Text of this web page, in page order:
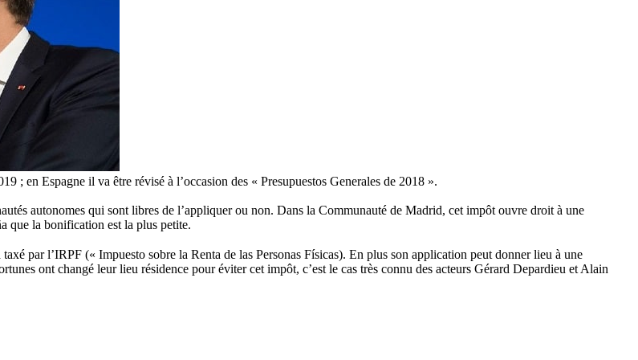
; en Espagne il va être révisé à l’occasion des « Presupuestos Generales de 2018 ».
autonomes qui sont libres de l’appliquer ou non. Dans la Communauté de Madrid, cet impôt ouvre droit à une
que la bonification est la plus petite.
par l’IRPF (« Impuesto sobre la Renta de las Personas Físicas). En plus son application peut donner lieu à une
ont changé leur lieu résidence pour éviter cet impôt, c’est le cas très connu des acteurs Gérard Depardieu et Alain